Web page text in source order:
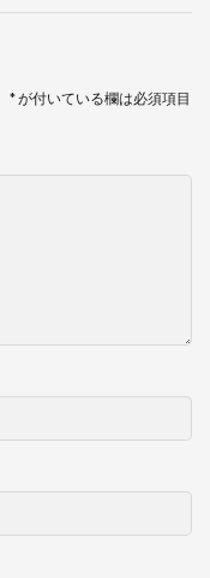
*が付いている欄は必須項目